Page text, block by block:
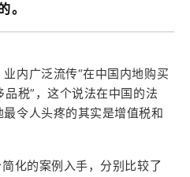
。
内广泛流传“在中国内地购买
税”，这个说法在中国的法
令人头疼的其实是增值税和
化的案例入手，分别比较了